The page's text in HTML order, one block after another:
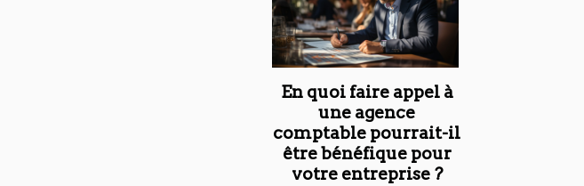
En quoi faire appel à
une agence
comptable pourrait-il
être bénéfique pour
votre entreprise ?